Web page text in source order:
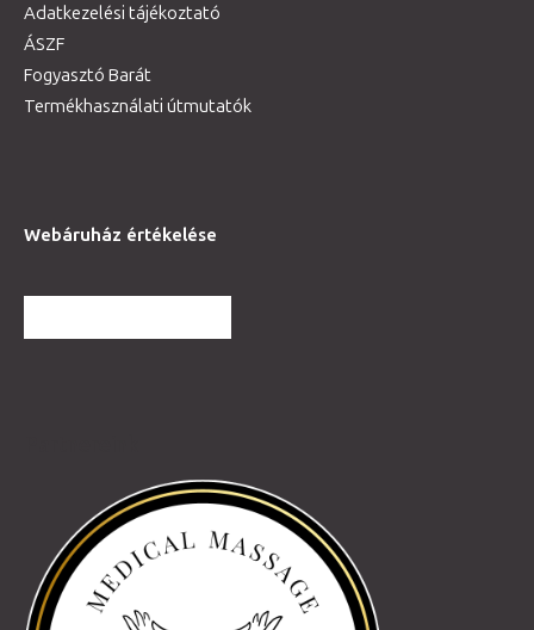
Adatkezelési tájékoztató
ÁSZF
Fogyasztó Barát
Termékhasználati útmutatók
Webáruház értékelése